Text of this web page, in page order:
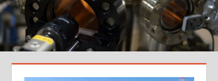
え
る、
革
新